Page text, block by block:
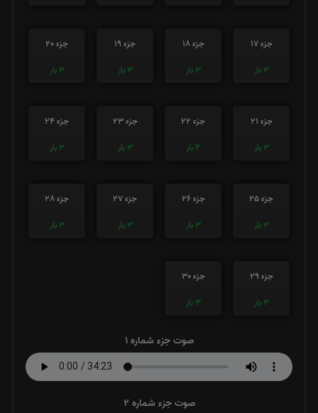
جزء 17
3 بار
جزء 18
3 بار
جزء 19
3 بار
جزء 20
3 بار
جزء 21
3 بار
جزء 22
4 بار
جزء 23
3 بار
جزء 24
3 بار
جزء 25
3 بار
جزء 26
3 بار
جزء 27
3 بار
جزء 28
3 بار
جزء 29
3 بار
جزء 30
3 بار
صوت جزء شماره 1
صوت جزء شماره 2